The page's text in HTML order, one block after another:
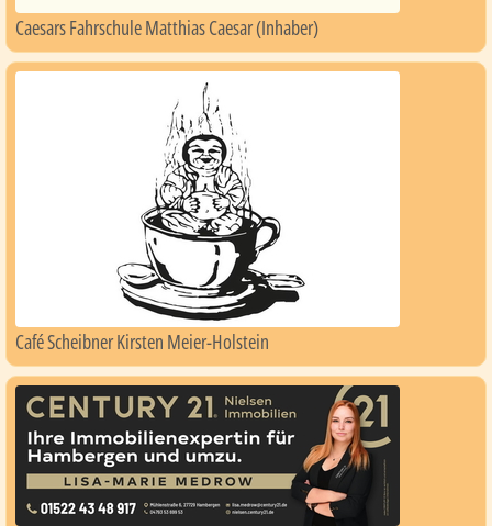
Caesars Fahrschule Matthias Caesar (Inhaber)
Café Scheibner Kirsten Meier-Holstein